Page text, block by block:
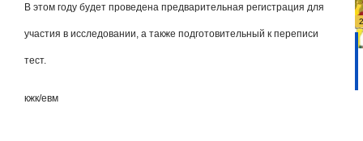
В этом году будет проведена предварительная регистрация для
участия в исследовании, а также подготовительный к переписи
тест.
кжк/евм